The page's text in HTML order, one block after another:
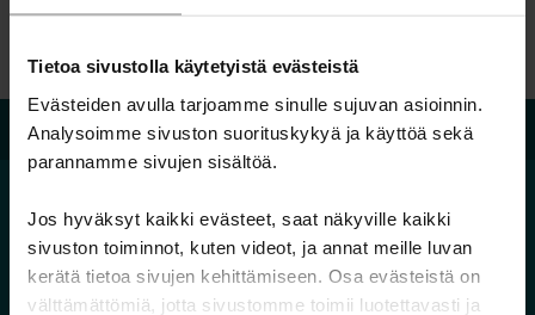
Tietoa sivustolla käytetyistä evästeistä
Evästeiden avulla tarjoamme sinulle sujuvan asioinnin.
Analysoimme sivuston suorituskykyä ja käyttöä sekä
parannamme sivujen sisältöä.
Jos hyväksyt kaikki evästeet, saat näkyville kaikki
sivuston toiminnot, kuten videot, ja annat meille luvan
kerätä tietoa sivujen kehittämiseen. Osa evästeistä on
välttämättömiä, jotta sivustomme toimii luotettavasti ja
Rahapeliongelma ja talous -verkkokurssi
Vauvaperheen raha-asiat puheeksi -verkkokurssi
Velkalinja 0800 9 8009
Hallitse rahojasi